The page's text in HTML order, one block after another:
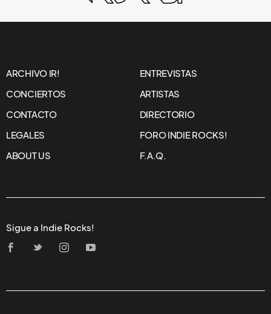
ARCHIVO IR!
ENTREVISTAS
CONCIERTOS
ARTISTAS
CONTACTO
DIRECTORIO
LEGALES
FORO INDIE ROCKS!
ABOUT US
F.A.Q.
Sigue a Indie Rocks!